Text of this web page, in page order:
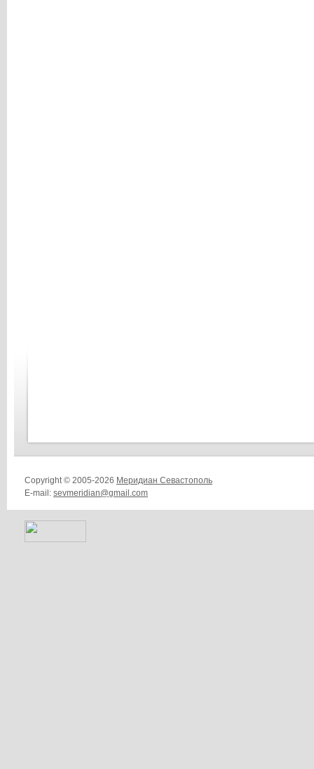
Copyright © 2005-2026 Меридиан Севастополь
E-mail: sevmeridian@gmail.com